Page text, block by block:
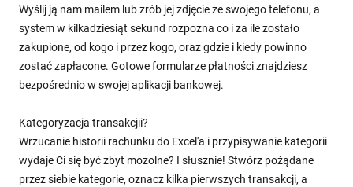
Wyślij ją nam mailem lub zrób jej zdjęcie ze swojego telefonu, a
system w kilkadziesiąt sekund rozpozna co i za ile zostało
zakupione, od kogo i przez kogo, oraz gdzie i kiedy powinno
zostać zapłacone. Gotowe formularze płatności znajdziesz
bezpośrednio w swojej aplikacji bankowej.
Kategoryzacja transakcjii?
Wrzucanie historii rachunku do Excel'a i przypisywanie kategorii
wydaje Ci się być zbyt mozolne? I słusznie! Stwórz pożądane
przez siebie kategorie, oznacz kilka pierwszych transakcji, a